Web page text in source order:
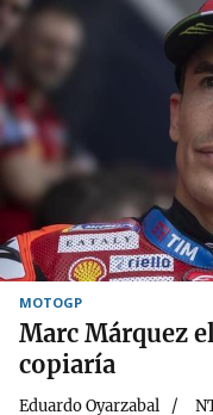
MOTOGP
Marc Márquez
copiaría
Eduardo Oyarzabal